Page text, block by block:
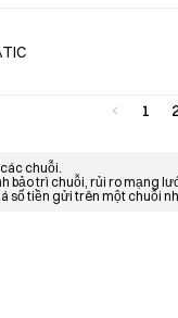
1
chuỗi.
trì chuỗi, rủi ro mạng
số tiền gửi trên một chuỗi